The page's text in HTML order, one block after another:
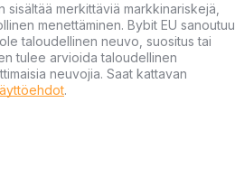
merkittäviä markkinariskejä,
menettäminen. Bybit EU sanoutuu
taloudellinen neuvo, suositus tai
tulee arvioida taloudellinen
neuvojia. Saat kattavan
.